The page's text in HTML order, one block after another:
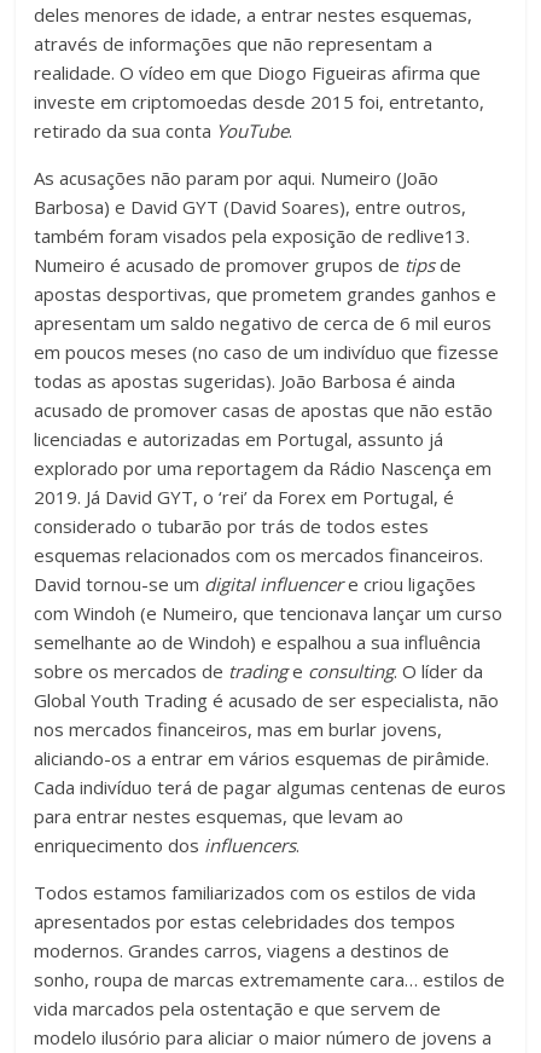
deles menores de idade, a entrar nestes esquemas,
através de informações que não representam a
realidade. O vídeo em que Diogo Figueiras afirma que
investe em criptomoedas desde 2015 foi, entretanto,
retirado da sua conta YouTube.
As acusações não param por aqui. Numeiro (João
Barbosa) e David GYT (David Soares), entre outros,
também foram visados pela exposição de redlive13.
Numeiro é acusado de promover grupos de tipsde
apostas desportivas, que prometem grandes ganhos e
apresentam um saldo negativo de cerca de 6 mil euros
em poucos meses (no caso de um indivíduo que fizesse
todas as apostas sugeridas). João Barbosa é ainda
acusado de promover casas de apostas que não estão
licenciadas e autorizadas em Portugal, assunto já
explorado por uma reportagem da Rádio Nascença em
2019. Já David GYT, o ‘rei’ da Forex em Portugal, é
considerado o tubarão por trás de todos estes
esquemas relacionados com os mercados financeiros.
David tornou-se um digital influencere criou ligações
com Windoh (e Numeiro, que tencionava lançar um curso
semelhante ao de Windoh) e espalhou a sua influência
sobre os mercados de tradinge consulting. O líder da
Global Youth Trading é acusado de ser especialista, não
nos mercados financeiros, mas em burlar jovens,
aliciando-os a entrar em vários esquemas de pirâmide.
Cada indivíduo terá de pagar algumas centenas de euros
para entrar nestes esquemas, que levam ao
enriquecimento dos influencers.
Todos estamos familiarizados com os estilos de vida
apresentados por estas celebridades dos tempos
modernos. Grandes carros, viagens a destinos de
sonho, roupa de marcas extremamente cara… estilos de
vida marcados pela ostentação e que servem de
modelo ilusório para aliciar o maior número de jovens a